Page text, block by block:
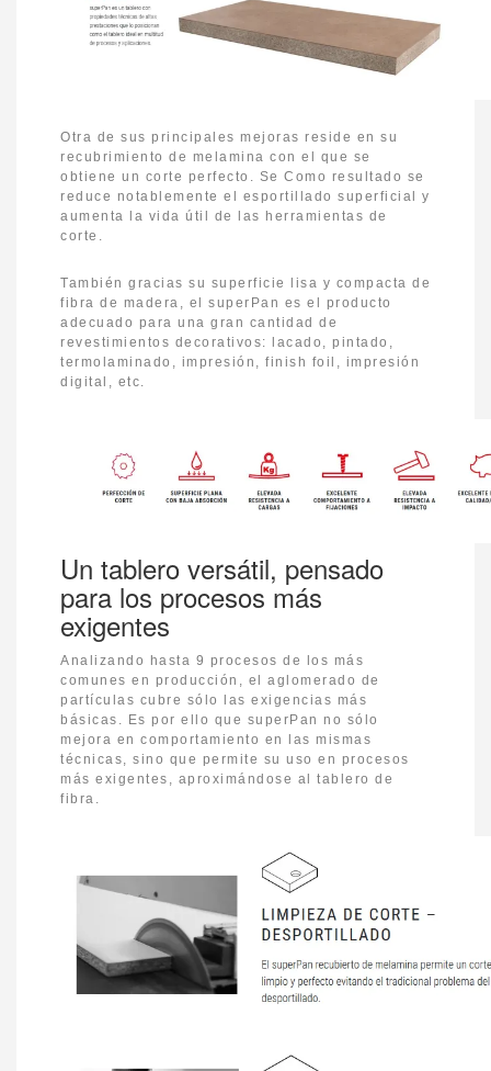
Otra de sus principales mejoras reside en su
recubrimiento de melamina con el que se
obtiene un corte perfecto. Se Como resultado se
reduce notablemente el esportillado superficial y
aumenta la vida útil de las herramientas de
corte.
También gracias su superficie lisa y compacta de
fibra de madera, el superPan es el producto
adecuado para una gran cantidad de
revestimientos decorativos: lacado, pintado,
termolaminado, impresión, finish foil, impresión
digital, etc.
Un tablero versátil, pensado
para los procesos más
exigentes
Analizando hasta 9 procesos de los más
comunes en producción, el aglomerado de
partículas cubre sólo las exigencias más
básicas. Es por ello que superPan no sólo
mejora en comportamiento en las mismas
técnicas, sino que permite su uso en procesos
más exigentes, aproximándose al tablero de
fibra.